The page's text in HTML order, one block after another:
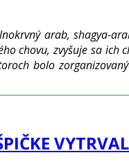
arab, shagya-
chovu, zvyšuje sa ich
bolo